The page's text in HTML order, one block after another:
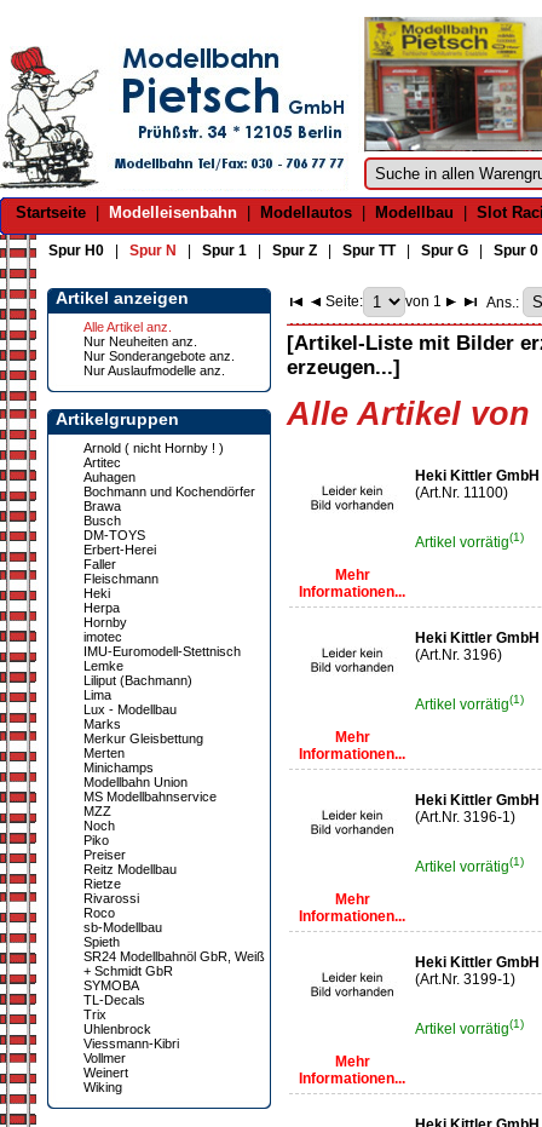
Startseite Modelleisenbahn Modellautos Modellbau Slot
Spur H0 Spur N Spur 1 Spur Z Spur TT| Spur G Spur 0
Artikel anzeigen
Alle Artikel anz.
Nur Neuheiten anz.
Nur Sonderangebote anz.
Nur Auslaufmodelle anz.
Artikelgruppen
Arnold ( nicht Hornby ! )
Artitec
Auhagen
Bochmann und Kochendörfer
Brawa
Busch
DM-TOYS
Erbert-Herei
Faller
Fleischmann
Heki
Herpa
Hornby
imotec
IMU-Euromodell-Stettnisch
Lemke
Liliput (Bachmann)
Lima
Lux - Modellbau
Marks
Merkur Gleisbettung
Merten
Minichamps
Modellbahn Union
MS Modellbahnservice
MZZ
Noch
Piko
Preiser
Reitz Modellbau
Rietze
Rivarossi
Roco
sb-Modellbau
Spieth
SR24 Modellbahnöl GbR, Weiß
+ Schmidt GbR
SYMOBA
TL-Decals
Trix
Uhlenbrock
Viessmann-Kibri
Vollmer
Weinert
Wiking
Seite: von 1 Ans.:
[Artikel-Liste mit Bilder
erzeugen...]
Alle Artikel von
Mehr
Informationen...
Heki Kittler
(Art.Nr. 11100)
Artikel vorrätig(1)
Mehr
Informationen...
Heki Kittler
(Art.Nr. 3196)
Artikel vorrätig(1)
Mehr
Informationen...
Heki Kittler
(Art.Nr. 3196-1)
Artikel vorrätig(1)
Mehr
Informationen...
Heki Kittler
(Art.Nr. 3199-1)
Artikel vorrätig(1)